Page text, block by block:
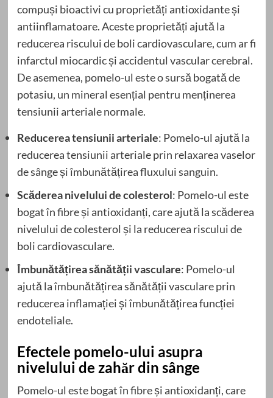
compuși bioactivi cu proprietăți antioxidante și
antiinflamatoare. Aceste proprietăți ajută la
reducerea riscului de boli cardiovasculare, cum ar fi
infarctul miocardic și accidentul vascular cerebral.
De asemenea, pomelo-ul este o sursă bogată de
potasiu, un mineral esențial pentru menținerea
tensiunii arteriale normale.
Reducerea tensiunii arteriale: Pomelo-ul ajută la
reducerea tensiunii arteriale prin relaxarea vaselor
de sânge și îmbunătățirea fluxului sanguin.
Scăderea nivelului de colesterol: Pomelo-ul este
bogat în fibre și antioxidanți, care ajută la scăderea
nivelului de colesterol și la reducerea riscului de
boli cardiovasculare.
Îmbunătățirea sănătății vasculare: Pomelo-ul
ajută la îmbunătățirea sănătății vasculare prin
reducerea inflamației și îmbunătățirea funcției
endoteliale.
Efectele pomelo-ului asupra
nivelului de zahăr din sânge
Pomelo-ul este bogat în fibre și antioxidanți, care